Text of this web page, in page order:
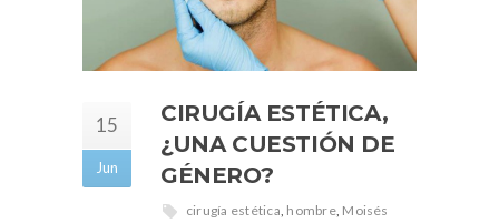
15
Jun
CIRUGÍA ESTÉTICA,
¿UNA CUESTIÓN DE
GÉNERO?
cirugía estética, hombre, Moisés